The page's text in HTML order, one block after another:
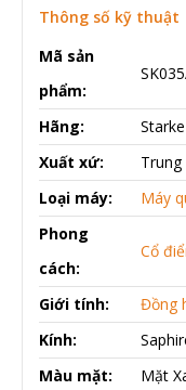
Thông số kỹ thuật
Mã sản
phẩm:
Hãng:
Starke
Xuất xứ:
Loại máy:
Máy
Phong
cách:
Cổ
Giới tính:
Đồng
Kính:
Màu mặt:
Mặt